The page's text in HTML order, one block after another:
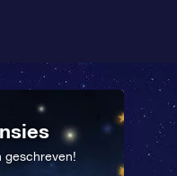
geschreven!